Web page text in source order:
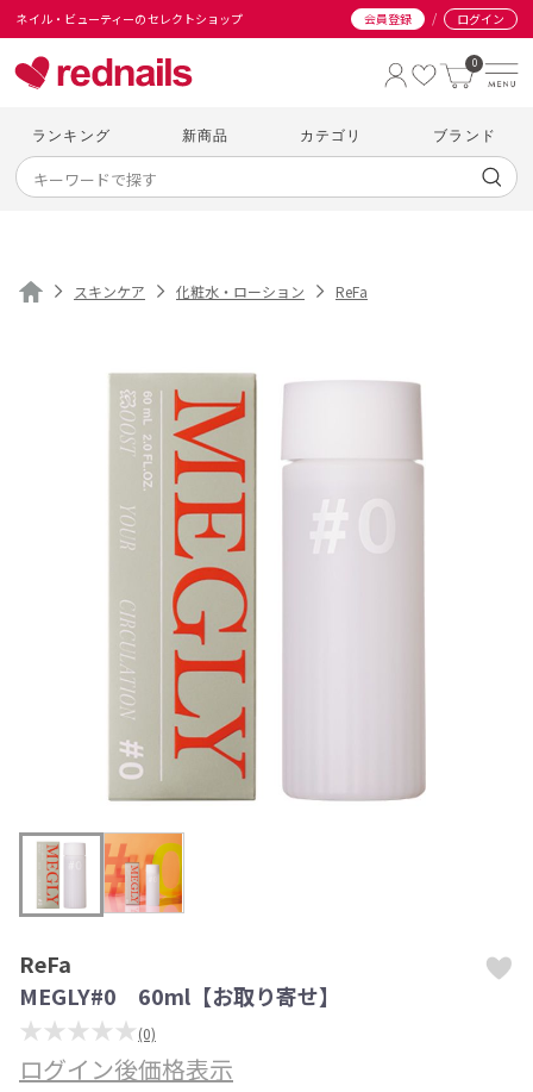
ネイル・ビューティーのセレクトショップ 会員登録 / ログイン
0
ランキング 新商品 カテゴリ ブランド
スキンケア 化粧水・ローション ReFa
ReFa
MEGLY#0 60ml【お取り寄せ】
★★★★★ (0)
ログイン後価格表示